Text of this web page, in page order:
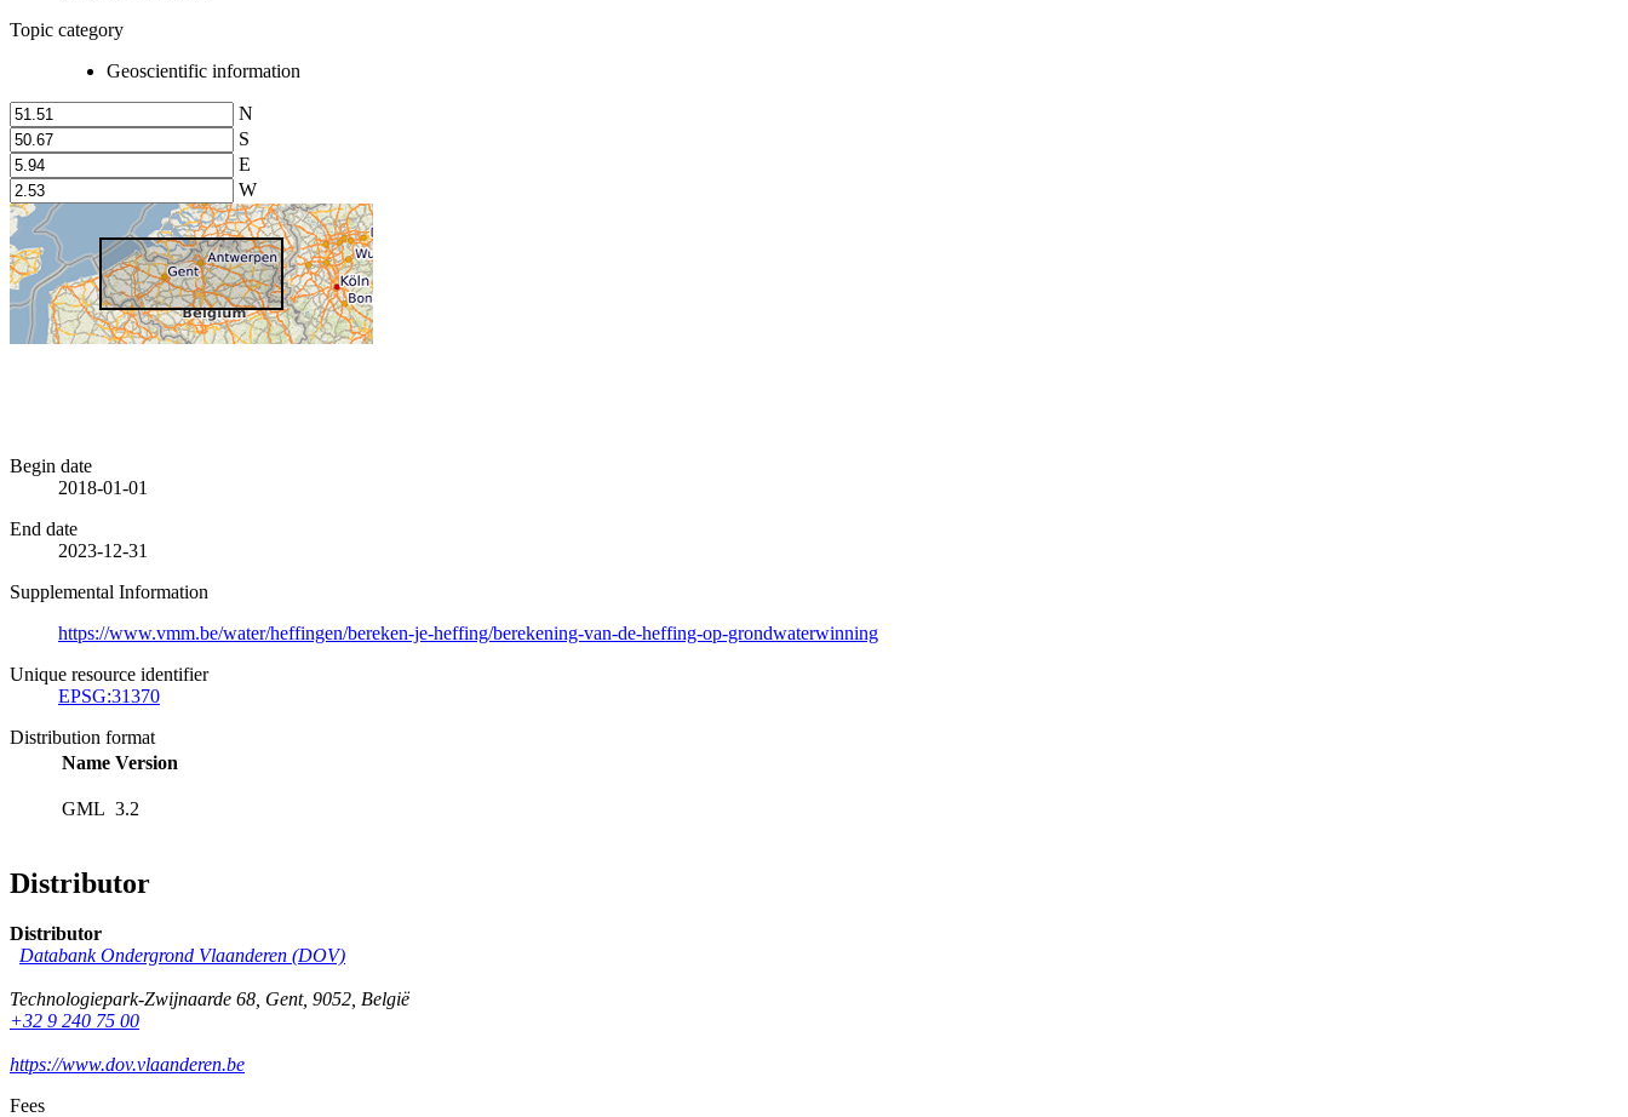
Topic category
Geoscientific information
N
S
E
W
Begin date
2018-01-01
End date
2023-12-31
Supplemental Information
https://www.vmm.be/water/heffingen/bereken-je-heffing/berekening-van-de-heffing-op-grondwaterwinning
Unique resource identifier
EPSG:31370
Distribution format
Name Version
GML 3.2
Distributor
Distributor
Databank Ondergrond Vlaanderen (DOV)
Technologiepark-Zwijnaarde 68, Gent, 9052, België
+32 9 240 75 00
https://www.dov.vlaanderen.be
Fees